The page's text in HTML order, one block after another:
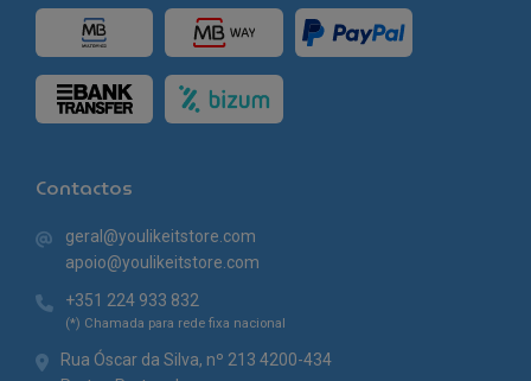
Contactos
geral@youlikeitstore.com
apoio@youlikeitstore.com
+351 224 933 832
(*) Chamada para rede fixa nacional
Rua Óscar da Silva, nº 213 4200-434